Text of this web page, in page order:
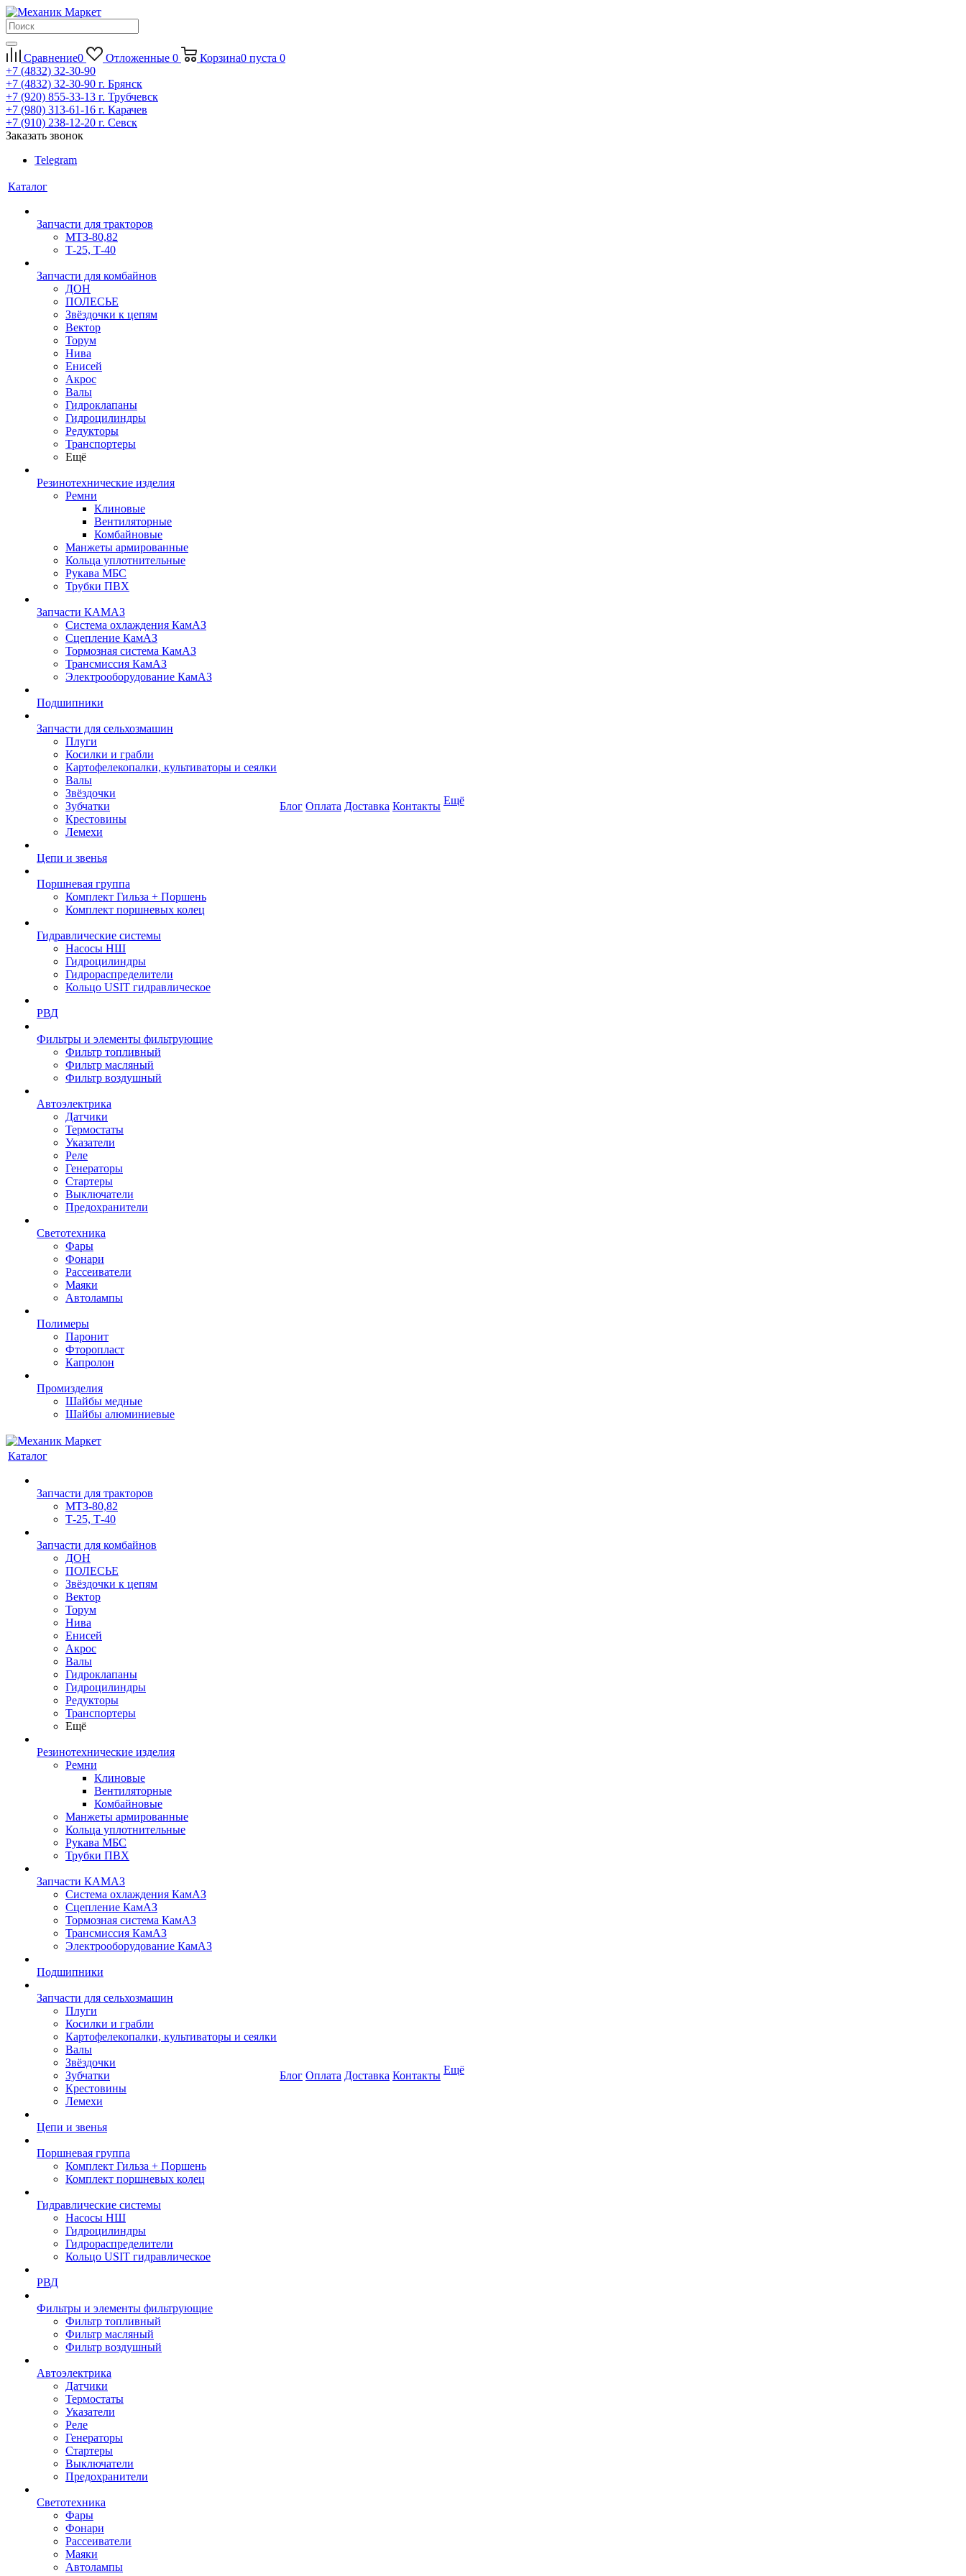
Сравнение0 Отложенные 0 Корзина0 пуста 0
+7 (4832) 32-30-90
+7 (4832) 32-30-90 г. Брянск
+7 (920) 855-33-13 г. Трубчевск
+7 (980) 313-61-16 г. Карачев
+7 (910) 238-12-20 г. Севск
Заказать звонок
Telegram
Каталог
Запчасти для тракторов
МТЗ-80,82
Т-25, Т-40
Запчасти для комбайнов
ДОН
ПОЛЕСЬЕ
Звёздочки к цепям
Вектор
Торум
Нива
Енисей
Акрос
Валы
Гидроклапаны
Гидроцилиндры
Редукторы
Транспортеры
Ещё
Резинотехнические изделия
Ремни
Клиновые
Вентиляторные
Комбайновые
Манжеты армированные
Кольца уплотнительные
Рукава МБС
Трубки ПВХ
Запчасти КАМАЗ
Система охлаждения КамАЗ
Сцепление КамАЗ
Тормозная система КамАЗ
Трансмиссия КамАЗ
Электрооборудование КамАЗ
Подшипники
Запчасти для сельхозмашин
Плуги
Косилки и грабли
Картофелекопалки, культиваторы и сеялки
Валы
Звёздочки
Зубчатки
Крестовины
Лемехи
Цепи и звенья
Поршневая группа
Комплект Гильза + Поршень
Комплект поршневых колец
Гидравлические системы
Насосы НШ
Гидроцилиндры
Гидрораспределители
Кольцо USIT гидравлическое
РВД
Фильтры и элементы фильтрующие
Фильтр топливный
Фильтр масляный
Фильтр воздушный
Автоэлектрика
Датчики
Термостаты
Указатели
Реле
Генераторы
Стартеры
Выключатели
Предохранители
Светотехника
Фары
Фонари
Рассеиватели
Маяки
Автолампы
Полимеры
Паронит
Фторопласт
Капролон
Промизделия
Шайбы медные
Шайбы алюминиевые
Блог Оплата Доставка Контакты Ещё
Каталог
Запчасти для тракторов
МТЗ-80,82
Т-25, Т-40
Запчасти для комбайнов
ДОН
ПОЛЕСЬЕ
Звёздочки к цепям
Вектор
Торум
Нива
Енисей
Акрос
Валы
Гидроклапаны
Гидроцилиндры
Редукторы
Транспортеры
Ещё
Резинотехнические изделия
Ремни
Клиновые
Вентиляторные
Комбайновые
Манжеты армированные
Кольца уплотнительные
Рукава МБС
Трубки ПВХ
Запчасти КАМАЗ
Система охлаждения КамАЗ
Сцепление КамАЗ
Тормозная система КамАЗ
Трансмиссия КамАЗ
Электрооборудование КамАЗ
Подшипники
Запчасти для сельхозмашин
Плуги
Косилки и грабли
Картофелекопалки, культиваторы и сеялки
Валы
Звёздочки
Зубчатки
Крестовины
Лемехи
Цепи и звенья
Поршневая группа
Комплект Гильза + Поршень
Комплект поршневых колец
Гидравлические системы
Насосы НШ
Гидроцилиндры
Гидрораспределители
Кольцо USIT гидравлическое
РВД
Фильтры и элементы фильтрующие
Фильтр топливный
Фильтр масляный
Фильтр воздушный
Автоэлектрика
Датчики
Термостаты
Указатели
Реле
Генераторы
Стартеры
Выключатели
Предохранители
Светотехника
Фары
Фонари
Рассеиватели
Маяки
Автолампы
Блог Оплата Доставка Контакты Ещё